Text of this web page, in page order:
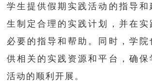
学生提供假期实践活动的指导和
生制定合理的实践计划，并在实
必要的指导和帮助。同时，学院
供相关的实践资源和平台，确保
活动的顺利开展。